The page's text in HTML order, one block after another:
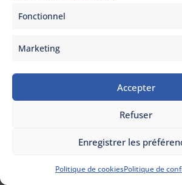
Fonctionnel
Marketing
Accepter
Refuser
Enregistrer les
Politique de cookiesPolitique de
ON VOUS
Pose panneaux solaires